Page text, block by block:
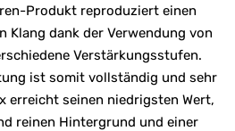
Produkt reproduziert einen
Klang dank der Verwendung von
Verstärkungsstufen.
ist somit vollständig und sehr
erreicht seinen niedrigsten Wert,
reinen Hintergrund und einer